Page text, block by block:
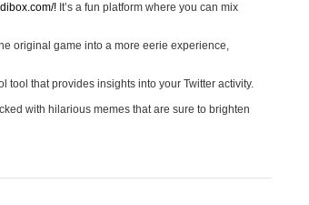
! It’s a fun platform where you can mix
original game into a more eerie experience,
tool that provides insights into your Twitter activity.
with hilarious memes that are sure to brighten